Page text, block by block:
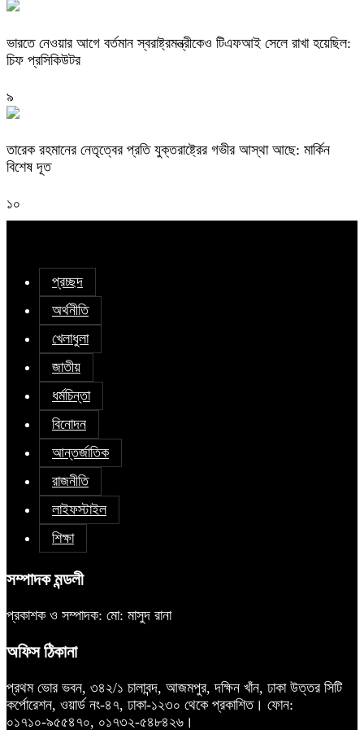
ভারতে নেওয়ার আগে বর্তমান স্বরাষ্ট্রমন্ত্রীকেও টিএফআই সেলে রাখা হয়েছিল:
চিফ প্রসিকিউটর
৯
তারেক রহমানের নেতৃত্বের প্রতি যুক্তরাষ্ট্রের গভীর আস্থা আছে: মার্কিন
বিশেষ দূত
১০
প্রচ্ছদ
অর্থনীতি
খেলাধুলা
জাতীয়
ধর্মচিন্তা
বিনোদন
আন্তর্জাতিক
রাজনীতি
লাইফস্টাইল
শিক্ষা
সম্পাদক মন্ডলী
প্রকাশক ও সম্পাদক: মো: মাসুদ রানা
অফিস ঠিকানা
প্রথম ভোর ভবন, ৩৪২/১ চালাবন্দ, আজমপুর, দক্ষিন খাঁন, ঢাকা উত্তর সিটি
কর্পোরেশন, ওয়ার্ড নং-৪৭, ঢাকা-১২৩০ থেকে প্রকাশিত। ফোন:
০১৭১০-৯৫৫৪৭০, ০১৭৩২-৫৪৮৪২৬।